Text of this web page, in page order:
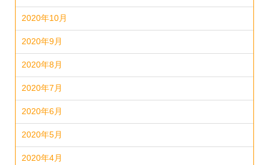
2020年10月
2020年9月
2020年8月
2020年7月
2020年6月
2020年5月
2020年4月